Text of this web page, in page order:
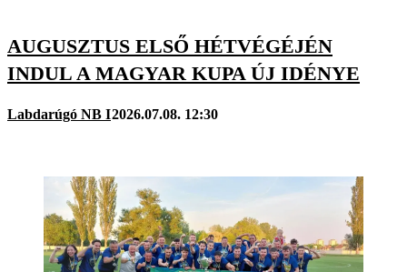
AUGUSZTUS ELSŐ HÉTVÉGÉJÉN
INDUL A MAGYAR KUPA ÚJ IDÉNYE
Labdarúgó NB I2026.07.08. 12:30